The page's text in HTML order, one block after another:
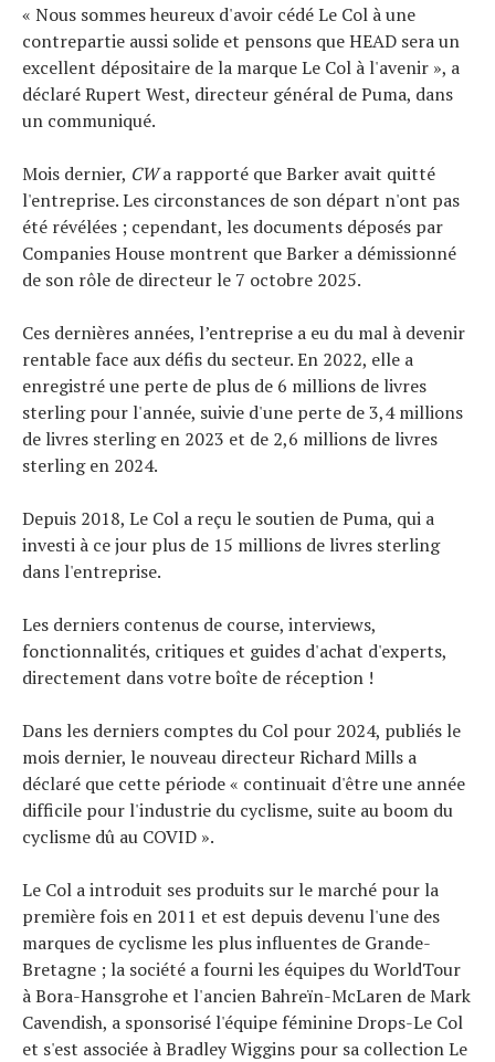
« Nous sommes heureux d'avoir cédé Le Col à une
contrepartie aussi solide et pensons que HEAD sera un
excellent dépositaire de la marque Le Col à l'avenir », a
déclaré Rupert West, directeur général de Puma, dans
un communiqué.
Mois dernier, CWa rapporté que Barker avait quitté
l'entreprise. Les circonstances de son départ n'ont pas
été révélées ; cependant, les documents déposés par
Companies House montrent que Barker a démissionné
de son rôle de directeur le 7 octobre 2025.
Ces dernières années, l’entreprise a eu du mal à devenir
rentable face aux défis du secteur. En 2022, elle a
enregistré une perte de plus de 6 millions de livres
sterling pour l'année, suivie d'une perte de 3,4 millions
de livres sterling en 2023 et de 2,6 millions de livres
sterling en 2024.
Depuis 2018, Le Col a reçu le soutien de Puma, qui a
investi à ce jour plus de 15 millions de livres sterling
dans l'entreprise.
Les derniers contenus de course, interviews,
fonctionnalités, critiques et guides d'achat d'experts,
directement dans votre boîte de réception !
Dans les derniers comptes du Col pour 2024, publiés le
mois dernier, le nouveau directeur Richard Mills a
déclaré que cette période « continuait d'être une année
difficile pour l'industrie du cyclisme, suite au boom du
cyclisme dû au COVID ».
Le Col a introduit ses produits sur le marché pour la
première fois en 2011 et est depuis devenu l'une des
marques de cyclisme les plus influentes de Grande-
Bretagne ; la société a fourni les équipes du WorldTour
à Bora-Hansgrohe et l'ancien Bahreïn-McLaren de Mark
Cavendish, a sponsorisé l'équipe féminine Drops-Le Col
et s'est associée à Bradley Wiggins pour sa collection Le